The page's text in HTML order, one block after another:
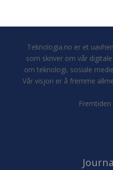
Teknologia.no er et
som skriver om vår
om teknologi, sosiale
Vår visjon er å fremme